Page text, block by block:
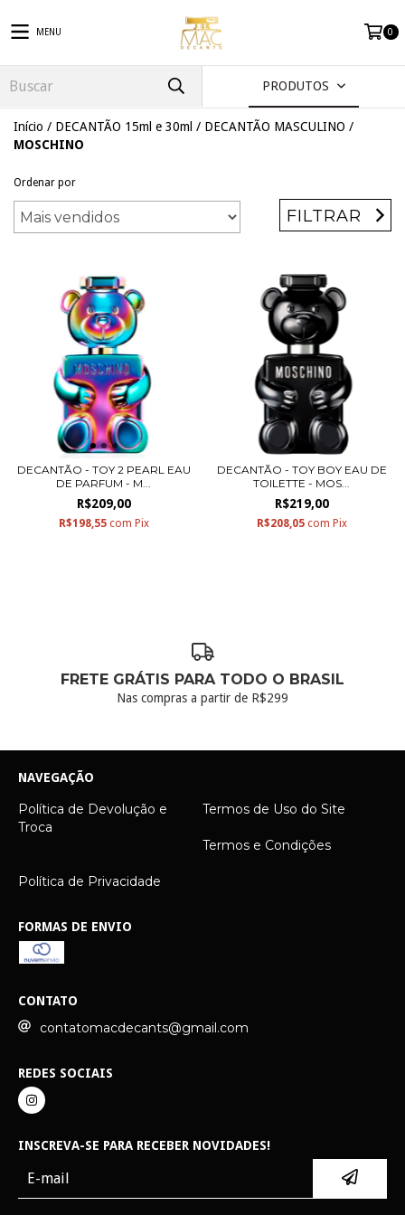
MENU 0
PRODUTOS
Início / DECANTÃO 15ml e 30ml / DECANTÃO MASCULINO /
MOSCHINO
Ordenar por
FILTRAR
DECANTÃO - TOY 2 PEARL EAU
DE PARFUM - M...
R$209,00
R$198,55 com Pix
DECANTÃO - TOY BOY EAU DE
TOILETTE - MOS...
R$219,00
R$208,05 com Pix
FRETE GRÁTIS PARA TODO O BRASIL
Nas compras a partir de R$299
NAVEGAÇÃO
Política de Devolução e
Troca
Termos de Uso do Site
Termos e Condições
Política de Privacidade
FORMAS DE ENVIO
CONTATO
contatomacdecants@gmail.com
REDES SOCIAIS
INSCREVA-SE PARA RECEBER NOVIDADES!